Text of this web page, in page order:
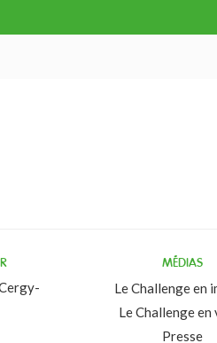
MÉDIAS
Le Challenge en
Le Challenge en
Presse